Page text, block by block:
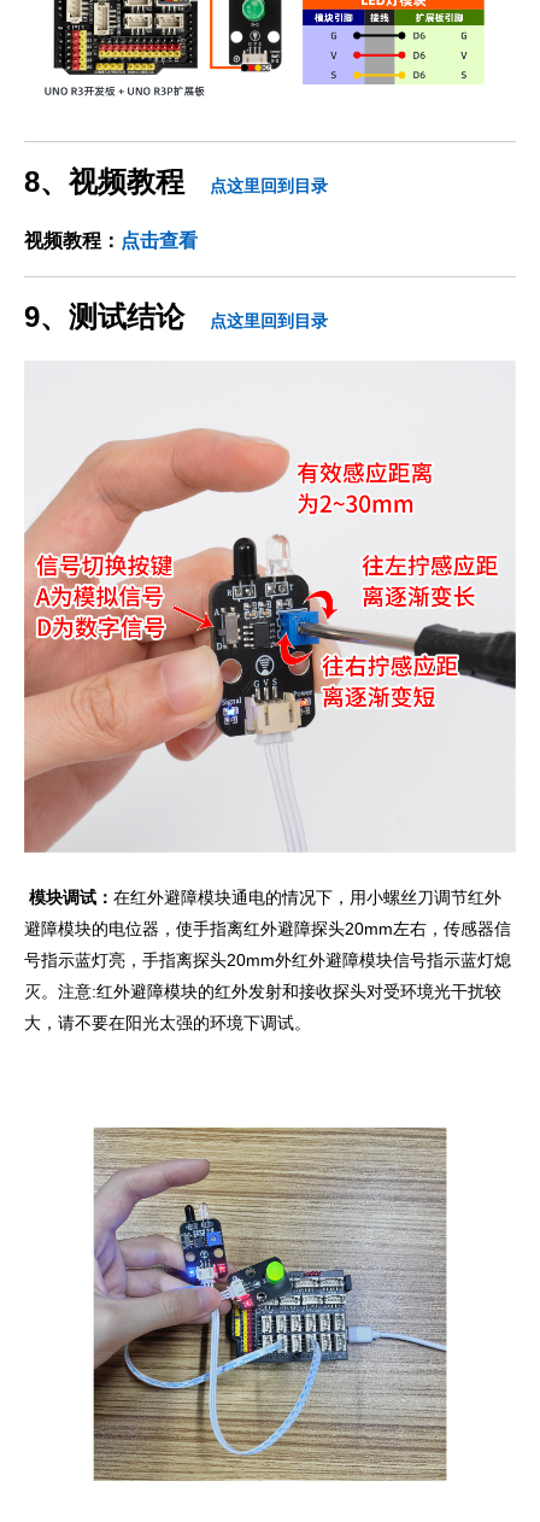
8、视频教程 点这里回到目录
视频教程： 点击查看
9、测试结论 点这里回到目录
模块调试： 在红外避障模块通电的情况下，用小螺丝刀调节红外
避障模块的电位器，使手指离红外避障探头20mm左右，传感器信
号指示蓝灯亮，手指离探头20mm外红外避障模块信号指示蓝灯熄
灭。注意:红外避障模块的红外发射和接收探头对受环境光干扰较
大，请不要在阳光太强的环境下调试。